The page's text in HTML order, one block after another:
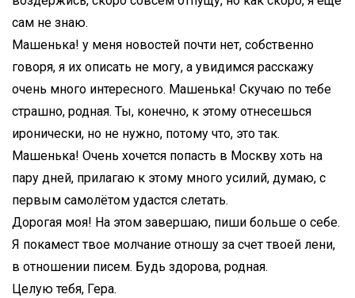
сам не знаю.
Машенька! у меня новостей почти нет, собственно
говоря, я их описать не могу, а увидимся расскажу
очень много интересного. Машенька! Скучаю по тебе
страшно, родная. Ты, конечно, к этому отнесешься
иронически, но не нужно, потому что, это так.
Машенька! Очень хочется попасть в Москву хоть на
пару дней, прилагаю к этому много усилий, думаю, с
первым самолётом удастся слетать.
Дорогая моя! На этом завершаю, пиши больше о себе.
Я покамест твое молчание отношу за счет твоей лени,
в отношении писем. Будь здорова, родная.
Целую тебя, Гера.